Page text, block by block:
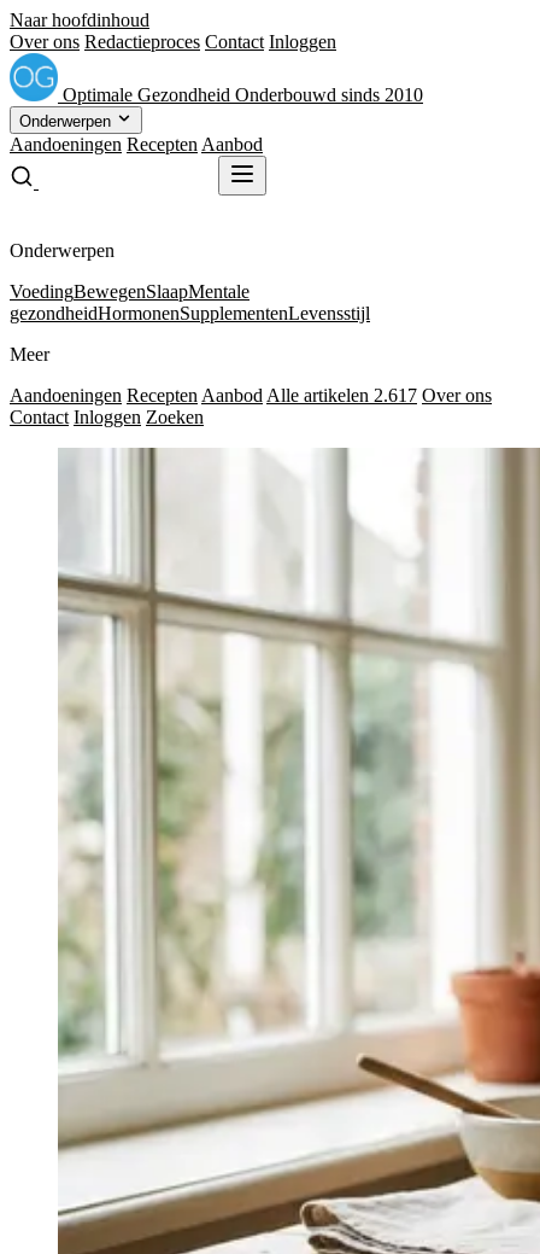
Naar hoofdinhoud
Over ons Redactieproces Contact Inloggen
Optimale Gezondheid Onderbouwd sinds 2010
Onderwerpen
Aandoeningen Recepten Aanbod
Onderwerpen
VoedingBewegenSlaapMentale
gezondheidHormonenSupplementenLevensstijl
Meer
Aandoeningen Recepten Aanbod Alle artikelen 2.617 Over ons
Contact Inloggen Zoeken